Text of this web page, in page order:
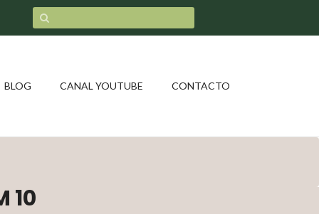
BLOG CANAL YOUTUBE CONTACTO
10